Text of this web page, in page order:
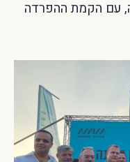
עם הקמת ההפרדה